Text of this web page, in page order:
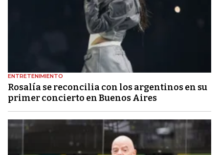
ENTRETENIMIENTO
Rosalía se reconcilia con los argentinos en su
primer concierto en Buenos Aires